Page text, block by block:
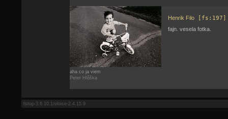
aha co ja viem
Peter Hlôška
Henrik Filo [fs:197]
fajn. vesela fotka.
fstop-3.6.10.1/eloise-2.4.15.9